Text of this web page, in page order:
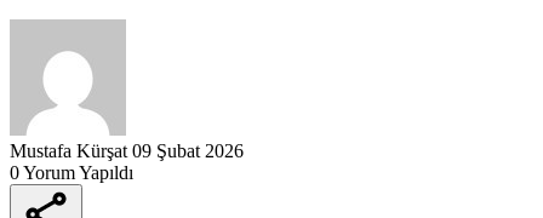
Mustafa Kürşat 09 Şubat 2026
0 Yorum Yapıldı